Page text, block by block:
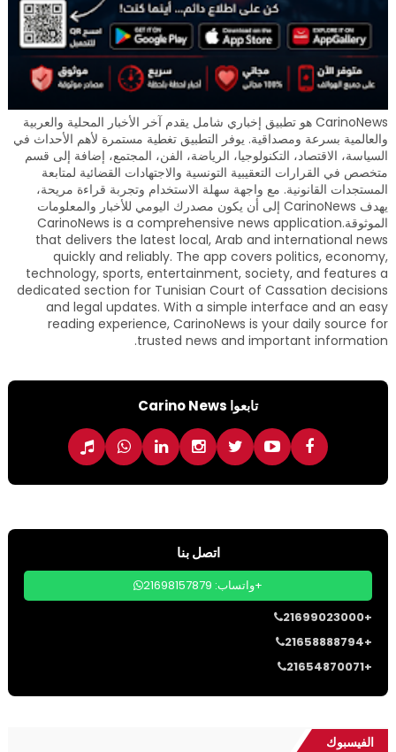
CarinoNews هو تطبيق إخباري شامل يقدم آخر الأخبار المحلية والعربية
والعالمية بسرعة ومصداقية. يوفر التطبيق تغطية مستمرة لأهم الأحداث في
السياسة، الاقتصاد، التكنولوجيا، الرياضة، الفن، المجتمع، إضافة إلى قسم
متخصص في القرارات التعقيبية التونسية والاجتهادات القضائية لمتابعة
المستجدات القانونية. مع واجهة سهلة الاستخدام وتجربة قراءة مريحة،
يهدف CarinoNews إلى أن يكون مصدرك اليومي للأخبار والمعلومات
الموثوقة.CarinoNews is a comprehensive news application
that delivers the latest local, Arab and international news
quickly and reliably. The app covers politics, economy,
technology, sports, entertainment, society, and features a
dedicated section for Tunisian Court of Cassation decisions
and legal updates. With a simple interface and an easy
reading experience, CarinoNews is your daily source for
trusted news and important information.
تابعوا Carino News
اتصل بنا
واتساب: 21698157879+
21699023000+
21658888794+
21654870071+
الفيسبوك